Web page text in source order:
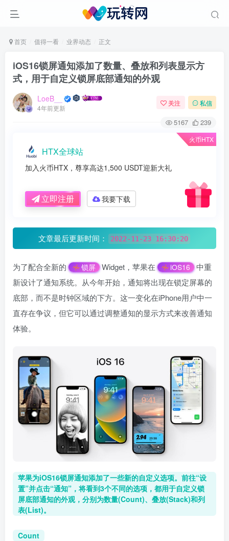
首页 值得一看 业界动态 正文
iOS16锁屏通知添加了数量、叠放和列表显示方
式，用于自定义锁屏底部通知的外观
LoeB__
4年前更新
关注 私信
5167 239
火币HTX
HTX全球站
加入火币HTX，尊享高达1,500 USDT迎新大礼
立即注册 我要下载
文章最后更新时间： 2022-11-23 16:30:20
为了配合全新的 锁屏 Widget，苹果在 iOS16
中重
新设计了通知系统。从今年开始，通知将出现在锁定屏幕的
底部，而不是时钟区域的下方。这一变化在iPhone用户中一
直存在争议，但它可以通过调整通知的显示方式来改善通知
体验。
苹果为iOS16锁屏通知添加了一些新的自定义选项。前往“设
置”并点击“通知”，将看到3个不同的选项，都用于自定义锁
屏底部通知的外观，分别为数量(Count)、叠放(Stack)和列
表(List)。
Count